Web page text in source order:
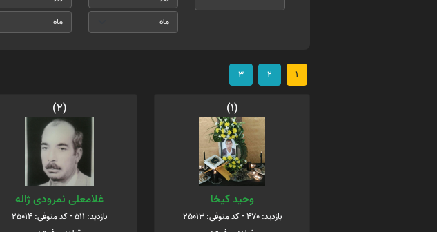
1
2
3
(1)
وحید کیخا
بازدید: 470 - کد متوفی: 25013
(2)
غلامعلی نمرودی ژاله
بازدید: 511 - کد متوفی: 25014